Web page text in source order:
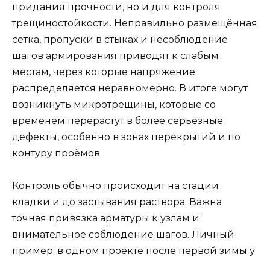
придания прочности, но и для контроля
трещиностойкости. Неправильно размещённая
сетка, пропуски в стыках и несоблюдение
шагов армирования приводят к слабым
местам, через которые напряжение
распределяется неравномерно. В итоге могут
возникнуть микротрещины, которые со
временем перерастут в более серьёзные
дефекты, особенно в зонах перекрытий и по
контуру проёмов.
Контроль обычно происходит на стадии
кладки и до застывания раствора. Важна
точная привязка арматуры к узлам и
внимательное соблюдение шагов. Личный
пример: в одном проекте после первой зимы у